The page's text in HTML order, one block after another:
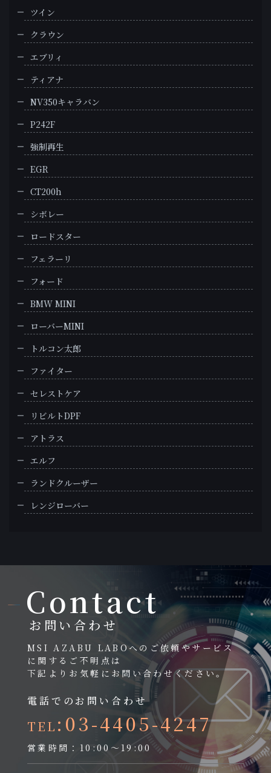
ツイン
クラウン
エブリィ
ティアナ
NV350キャラバン
P242F
強制再生
EGR
CT200h
シボレー
ロードスター
フェラーリ
フォード
BMW MINI
ローバーMINI
トルコン太郎
ファイター
セレストケア
リビルトDPF
アトラス
エルフ
ランドクルーザー
レンジローバー
Contact
お問い合わせ
MSI AZABU LABOへのご依頼やサービス
に関するご不明点は
下記よりお気軽にお問い合わせください。
電話でのお問い合わせ
TEL :03-4405-4247
営業時間：10:00～19:00